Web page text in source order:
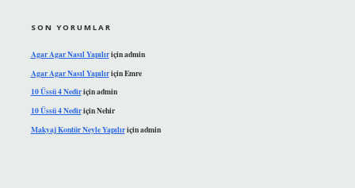
SON YORUMLAR
Agar Agar Nasıl Yapılıriçinadmin
Agar Agar Nasıl YapılıriçinEmre
10 Üssü 4 Nediriçinadmin
10 Üssü 4 NediriçinNehir
Makyaj Kontür Neyle Yapılıriçinadmin